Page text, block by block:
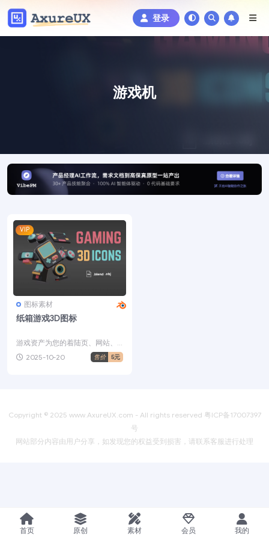
登录
游戏机
VIP
图标素材
纸箱游戏3D图标
游戏资产为您的着陆页、网站、
移动应用程序、演示文稿等创建
引人入胜的作品。您可以找...
2025-10-20 售价 5元
Copyright © 2025 www.AxureUX.com - All rights reserved 粤ICP备17007397
号
网站部分内容由用户分享，如发现您的权益受到损害，请联系客服进行处理
首页 原创 素材 会员 我的